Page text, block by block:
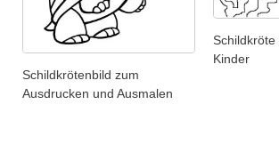
Schildkrötenbild zum
Ausdrucken und Ausmalen
Kinder